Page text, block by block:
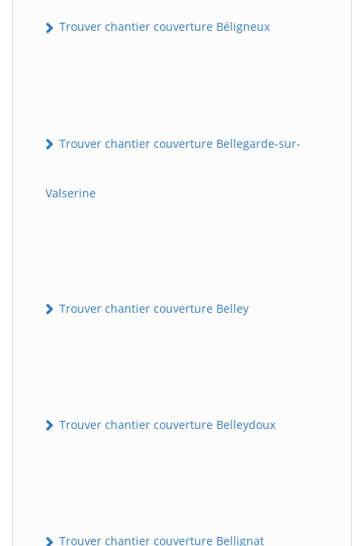
Trouver chantier couverture Béligneux
Trouver chantier couverture Bellegarde-sur-
Valserine
Trouver chantier couverture Belley
Trouver chantier couverture Belleydoux
Trouver chantier couverture Bellignat